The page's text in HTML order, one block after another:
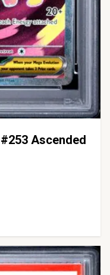
Ascended